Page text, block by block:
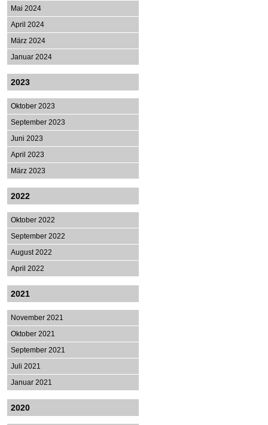
Mai 2024
April 2024
März 2024
Januar 2024
2023
Oktober 2023
September 2023
Juni 2023
April 2023
März 2023
2022
Oktober 2022
September 2022
August 2022
April 2022
2021
November 2021
Oktober 2021
September 2021
Juli 2021
Januar 2021
2020